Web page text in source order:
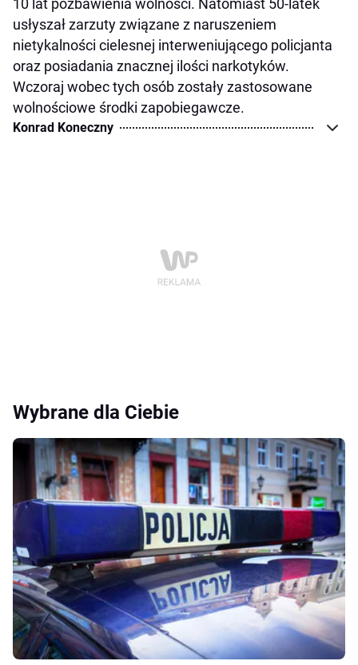
10 lat pozbawienia wolności. Natomiast 50-latek
usłyszał zarzuty związane z naruszeniem
nietykalności cielesnej interweniującego policjanta
oraz posiadania znacznej ilości narkotyków.
Wczoraj wobec tych osób zostały zastosowane
wolnościowe środki zapobiegawcze.
Konrad Koneczny
Wybrane dla Ciebie